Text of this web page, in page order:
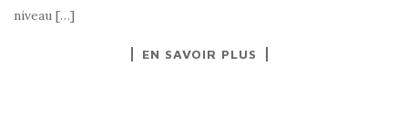
niveau […]
EN SAVOIR PLUS